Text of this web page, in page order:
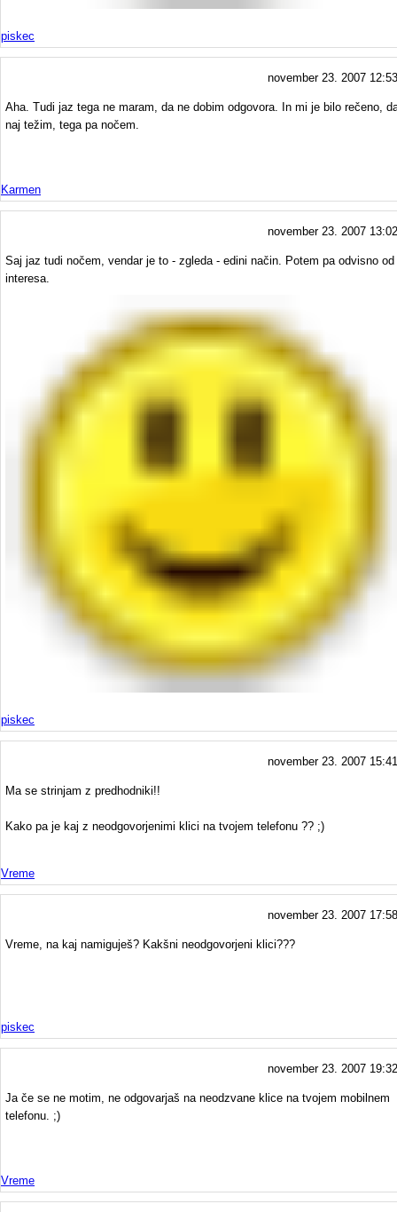
piskec
november 23. 2007 12:53
Aha. Tudi jaz tega ne maram, da ne dobim odgovora. In mi je bilo rečeno,
naj težim, tega pa nočem.
Karmen
november 23. 2007 13:02
Saj jaz tudi nočem, vendar je to - zgleda - edini način. Potem pa odvisno od
interesa.
piskec
november 23. 2007 15:41
Ma se strinjam z predhodniki!!
Kako pa je kaj z neodgovorjenimi klici na tvojem telefonu ?? ;)
Vreme
november 23. 2007 17:58
Vreme, na kaj namiguješ? Kakšni neodgovorjeni klici???
piskec
november 23. 2007 19:32
Ja če se ne motim, ne odgovarjaš na neodzvane klice na tvojem mobilnem
telefonu. ;)
Vreme